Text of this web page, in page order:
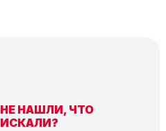
НЕ НАШЛИ, ЧТО
ИСКАЛИ?